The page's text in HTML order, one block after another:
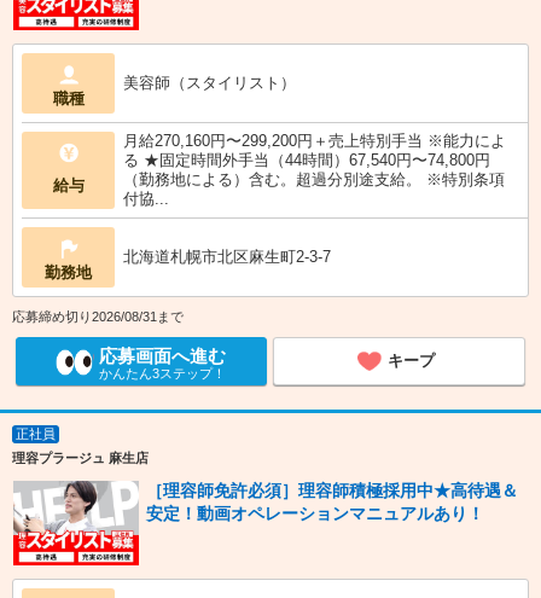
職種
美容師（スタイリスト）
給与
月給270,160円〜299,200円＋売上特別手当 ※能力によ
る ★固定時間外手当（44時間）67,540円〜74,800円
（勤務地による）含む。超過分別途支給。 ※特別条項
付協...
勤務地
北海道札幌市北区麻生町2-3-7
応募締め切り2026/08/31まで
応募画面へ進む
かんたん3ステップ！
キープ
正社員
理容プラージュ 麻生店
［理容師免許必須］理容師積極採用中★高待遇＆
安定！動画オペレーションマニュアルあり！